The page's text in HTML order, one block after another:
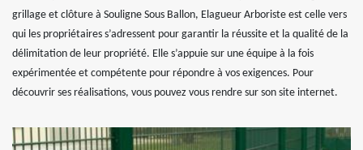
grillage et clôture à Souligne Sous Ballon, Elagueur Arboriste est celle vers
qui les propriétaires s’adressent pour garantir la réussite et la qualité de la
délimitation de leur propriété. Elle s’appuie sur une équipe à la fois
expérimentée et compétente pour répondre à vos exigences. Pour
découvrir ses réalisations, vous pouvez vous rendre sur son site internet.